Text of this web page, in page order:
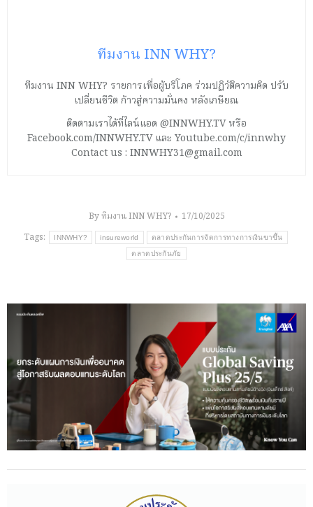
ทีมงาน INN WHY?
ทีมงาน INN WHY? รายการเพื่อผู้บริโภค ร่วมปฏิวัติความคิด ปรับ
เปลี่ยนชีวิต ก้าวสู่ความมั่นคง หลังเกษียณ
ติดตามเราได้ที่ไลน์แอด @INNWHY.TV หรือ
Facebook.com/INNWHY.TV และ Youtube.com/c/innwhy
Contact us : INNWHY31@gmail.com
Byทีมงาน INN WHY?
17/10/2025
Tags:
INNWHY? insureworld ตลาดประกันการจัดการทางการเงินขาขึ้น
ตลาดประกันภัย